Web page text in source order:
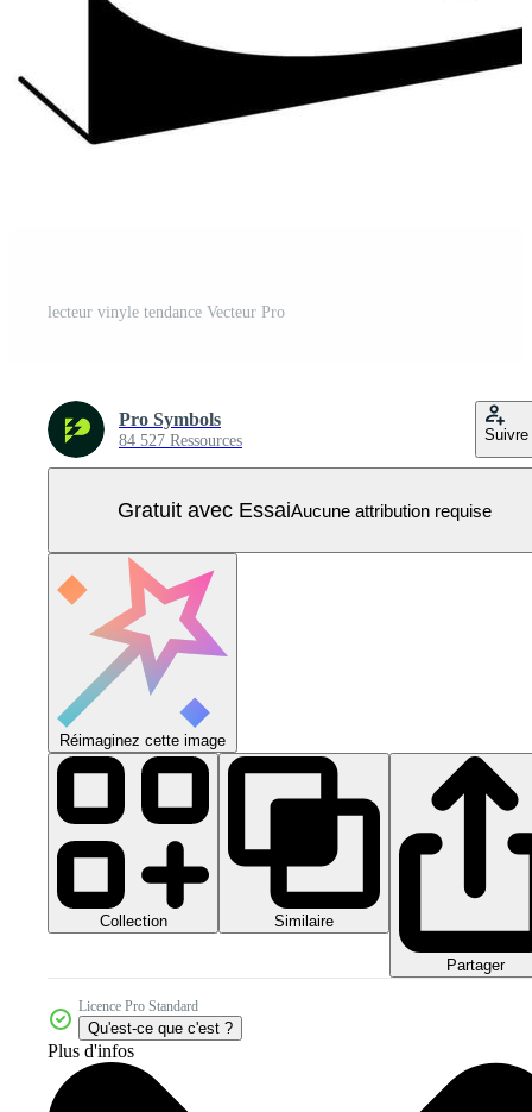
lecteur vinyle tendance Vecteur Pro
Pro Symbols
84 527 Ressources Suivre
Gratuit avec EssaiAucune attribution requise
Réimaginez cette image
Collection Similaire
Partager
Licence Pro Standard
Qu'est-ce que c'est ?
Plus d'infos